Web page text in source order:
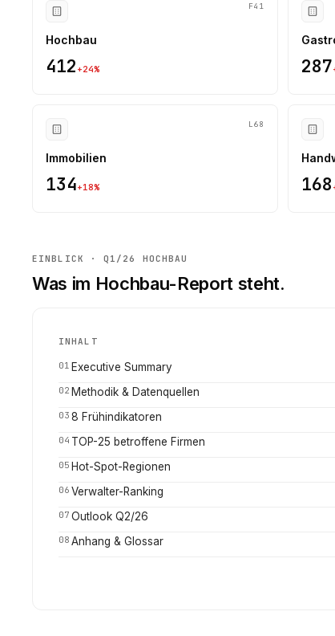
F41
Hochbau
412 +24% 287
L68
Immobilien
134+18% 168
EINBLICK · Q1/26 HOCHBAU
Was im Hochbau-Report steht.
INHALT
01 Executive Summary
02 Methodik & Datenquellen
03 8 Frühindikatoren
04 TOP-25 betroffene Firmen
05 Hot-Spot-Regionen
06 Verwalter-Ranking
07 Outlook Q2/26
08 Anhang & Glossar